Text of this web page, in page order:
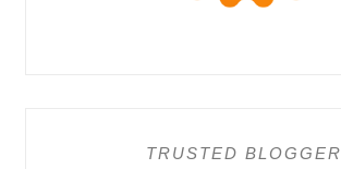
TRUSTED BLOGGER